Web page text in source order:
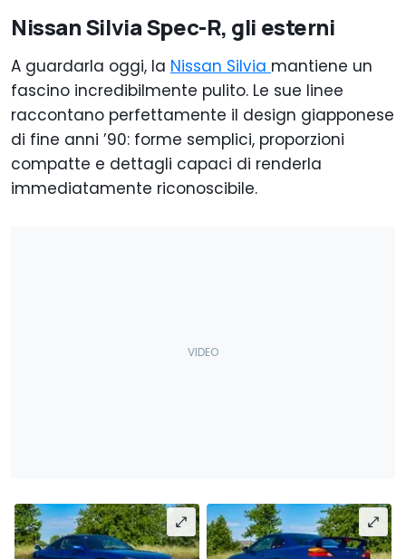
Nissan Silvia Spec-R, gli esterni
A guardarla oggi, la Nissan Silvia mantiene un
fascino incredibilmente pulito. Le sue linee
raccontano perfettamente il design giapponese
di fine anni ’90: forme semplici, proporzioni
compatte e dettagli capaci di renderla
immediatamente riconoscibile.